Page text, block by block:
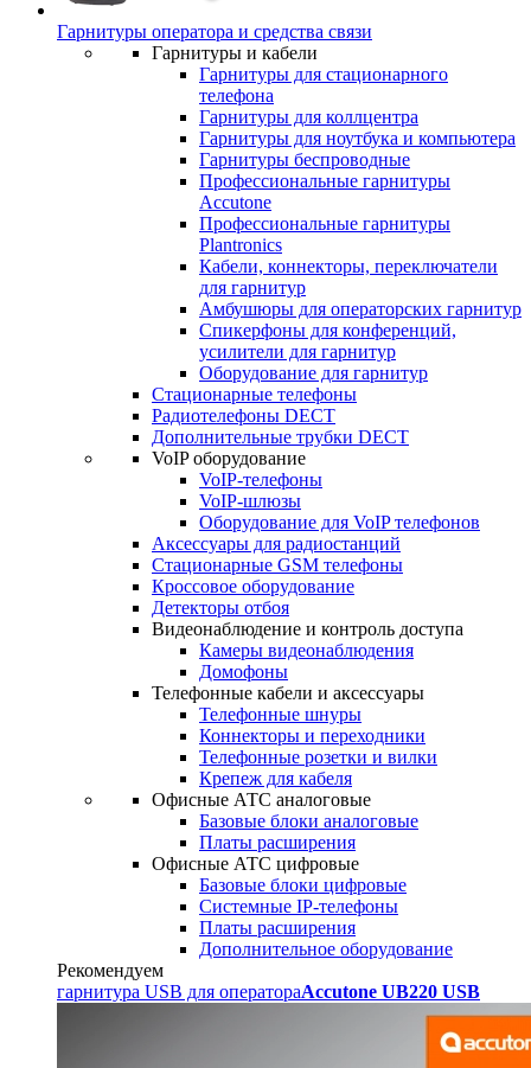
Гарнитуры оператора и средства связи
Гарнитуры и кабели
Гарнитуры для стационарного
телефона
Гарнитуры для коллцентра
Гарнитуры для ноутбука и компьютера
Гарнитуры беспроводные
Профессиональные гарнитуры
Accutone
Профессиональные гарнитуры
Plantronics
Кабели, коннекторы, переключатели
для гарнитур
Амбушюры для операторских гарнитур
Cпикерфоны для конференций,
усилители для гарнитур
Оборудование для гарнитур
Стационарные телефоны
Радиотелефоны DECT
Дополнительные трубки DECT
VoIP оборудование
VoIP-телефоны
VoIP-шлюзы
Оборудование для VoIP телефонов
Аксессуары для радиостанций
Стационарные GSM телефоны
Кроссовое оборудование
Детекторы отбоя
Видеонаблюдение и контроль доступа
Камеры видеонаблюдения
Домофоны
Телефонные кабели и аксессуары
Телефонные шнуры
Коннекторы и переходники
Телефонные розетки и вилки
Крепеж для кабеля
Офисные АТС аналоговые
Базовые блоки аналоговые
Платы расширения
Офисные АТС цифровые
Базовые блоки цифровые
Системные IP-телефоны
Платы расширения
Дополнительное оборудование
Рекомендуем
гарнитура USB для оператораAccutone UB220 USB